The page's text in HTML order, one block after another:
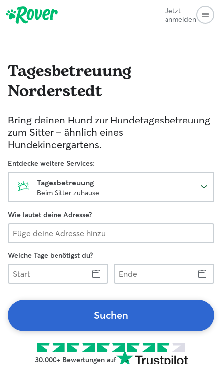
Jetzt
anmelden
Tagesbetreuung
Norderstedt
Bring deinen Hund zur Hundetagesbetreuung
zum Sitter - ähnlich eines
Hundekindergartens.
Entdecke weitere Services:
Tagesbetreuung
Beim Sitter zuhause
Wie lautet deine Adresse?
Welche Tage benötigst du?
Start
Ende
Suchen
30.000+ Bewertungen auf